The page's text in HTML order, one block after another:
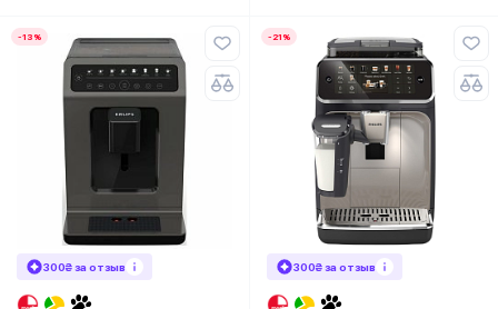
-13%
300₴ за отзыв
-21%
300₴ за отзыв